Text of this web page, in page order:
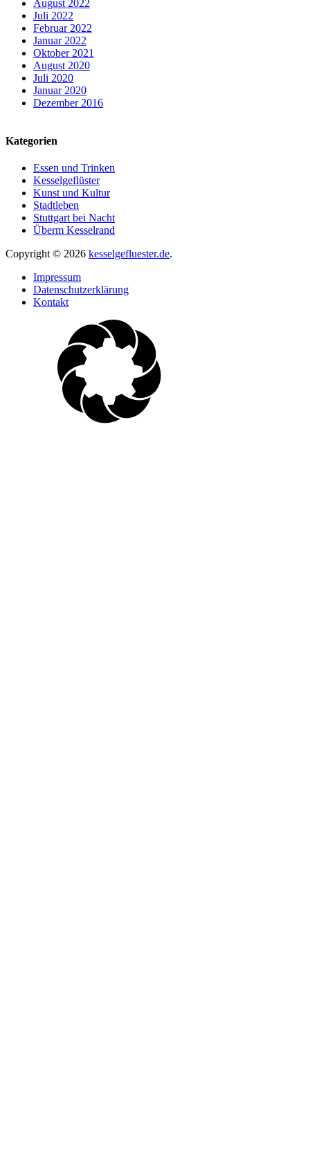
August 2022
Juli 2022
Februar 2022
Januar 2022
Oktober 2021
August 2020
Juli 2020
Januar 2020
Dezember 2016
Kategorien
Essen und Trinken
Kesselgeflüster
Kunst und Kultur
Stadtleben
Stuttgart bei Nacht
Überm Kesselrand
Copyright © 2026 kesselgefluester.de.
Impressum
Datenschutzerklärung
Kontakt